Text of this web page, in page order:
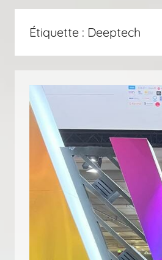
Étiquette : Deeptech